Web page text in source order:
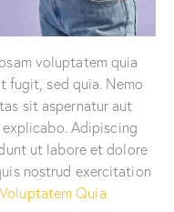
voluptatem quia
fugit, sed quia. Nemo
sit aspernatur aut
Adipiscing
ut labore et dolore
nostrud exercitation
Voluptatem Quia